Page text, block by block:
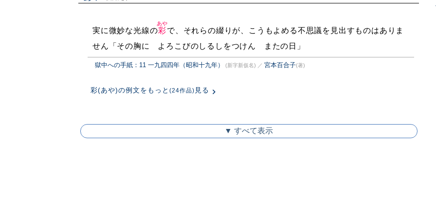
実に微妙な光線の彩
あや
で、それらの綴りが、こうもよめる不思議を見出すものはありま
せん「その胸に よろこびのしるしをつけん またの日」
獄中への手紙：11 一九四四年（昭和十九年） (新字新仮名) ／ 宮本百合子(著)
彩(あや)の例文をもっと (24作品) 見る
▼ すべて表示